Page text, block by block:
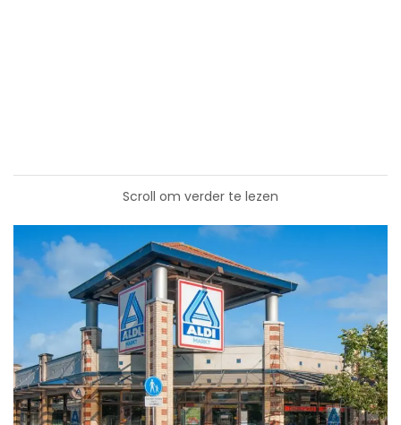
Scroll om verder te lezen